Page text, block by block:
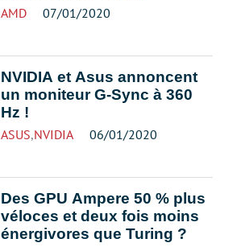
AMD 07/01/2020
NVIDIA et Asus annoncent
un moniteur G-Sync à 360
Hz !
ASUS,NVIDIA 06/01/2020
Des GPU Ampere 50 % plus
véloces et deux fois moins
énergivores que Turing ?